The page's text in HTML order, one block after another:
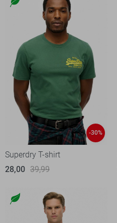
-30%
Superdry T-shirt
28,00 39,99